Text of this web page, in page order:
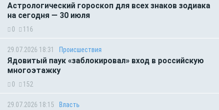
Астрологический гороскоп для всех знаков зодиака
на сегодня — 30 июля
0 116
29.07.2026 18:31 Происшествия
Ядовитый паук «заблокировал» вход в российскую
многоэтажку
0 152
29.07.2026 18:15 Власть